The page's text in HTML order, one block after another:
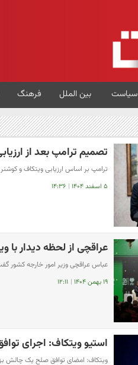
سیاست بین الملل فرهنگ
تصمیم ترامپ بعد از
ترامپ بر اساس ارزیابی ویتکاف و
۵ اسفند ۱۴۰۴ | ۱۴:۳۶
عراقچی از لحظه دیدار با
عباس عراقچی وزیر امور خارجه کشور
۱۹ بهمن ۱۴۰۴ | ۱۲:۱۱
استیو ویتکاف: اجرای
ویتکاف: امضای توافق صلح یک چالش